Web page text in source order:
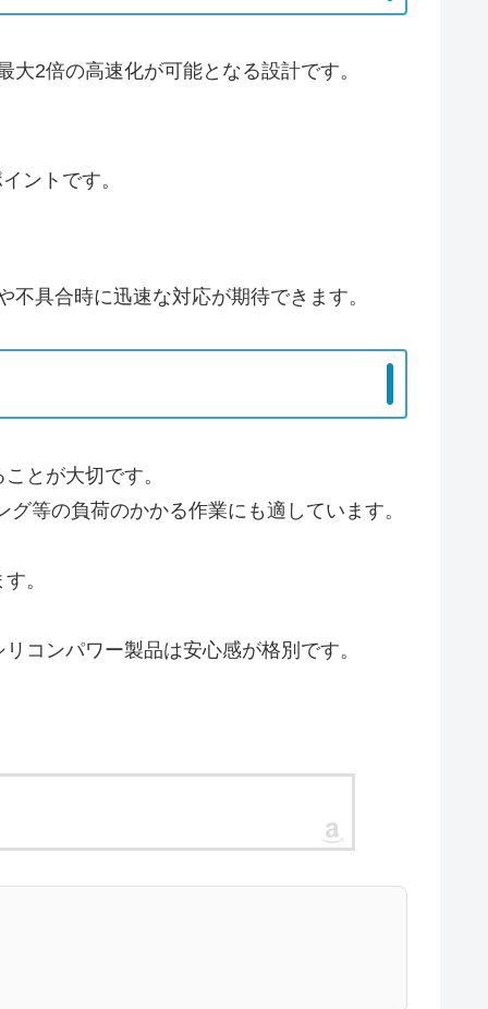
2倍の高速化が可能となる設計です。
ントです。
具合時に迅速な対応が期待できます。
とが大切です。
等の負荷のかかる作業にも適しています。
。
コンパワー製品は安心感が格別です。